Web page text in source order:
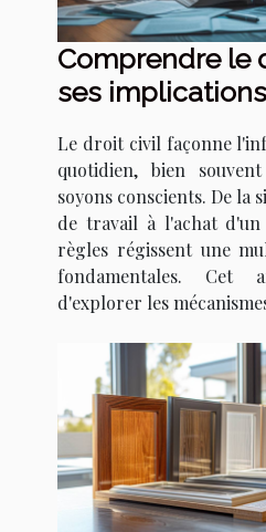
Comprendre le
ses
Le droit civil façonne
quotidien, bien
soyons conscients. De
de travail à l'achat
règles régissent une
fondamentales. Cet
d'explorer les